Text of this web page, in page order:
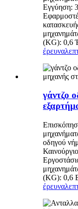
Εγγύηση:
(KG): 0,6
έρευνα
γάντζο
οδηγού
(KG): 0,6
έρευνα